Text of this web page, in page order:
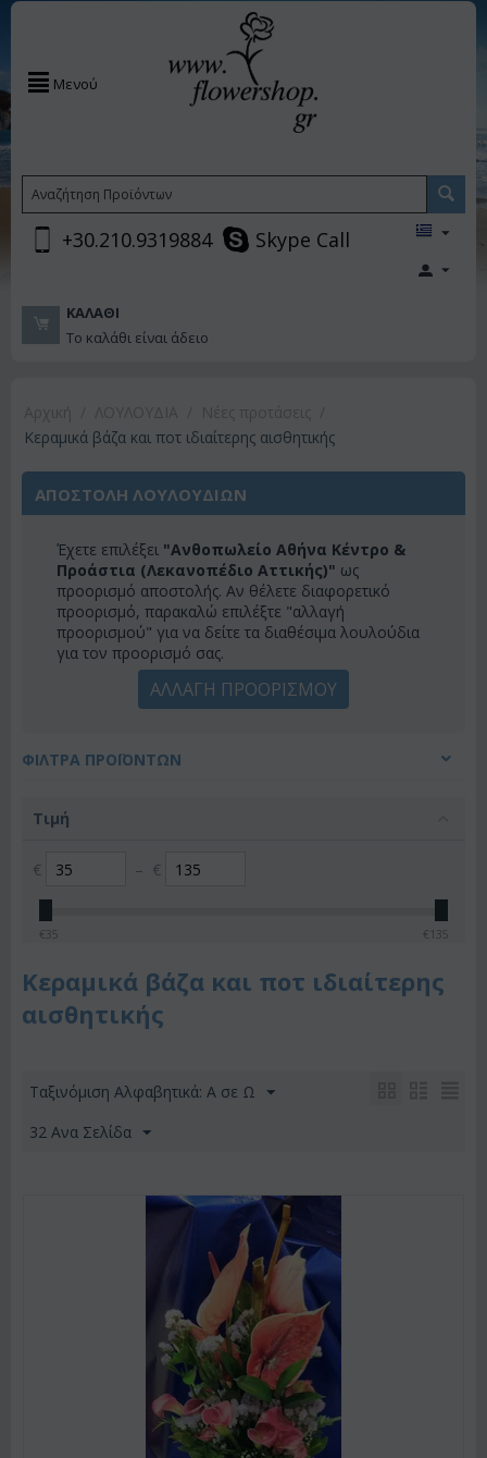
Μενού
+30.210.9319884 Skype Call
ΚΑΛΆΘΙ
Το καλάθι είναι άδειο
Κεραμικά βάζα και ποτ ιδιαίτερης αισθητικής
ΑΠΟΣΤΟΛΗ ΛΟΥΛΟΥΔΙΩΝ
Έχετε επιλέξει "Ανθοπωλείο Αθήνα Κέντρο &
Προάστια (Λεκανοπέδιο Αττικής)" ως
προορισμό αποστολής. Αν θέλετε διαφορετικό
προορισμό, παρακαλώ επιλέξτε "αλλαγή
προορισμού" για να δείτε τα διαθέσιμα λουλούδια
για τον προορισμό σας.
ΑΛΛΑΓΗ ΠΡΟΟΡΙΣΜΟΥ
ΦΊΛΤΡΑ ΠΡΟΪΌΝΤΩΝ
Τιμή
€ – €
€35 € 135
Κεραμικά βάζα και ποτ ιδιαίτερης
αισθητικής
Ταξινόμιση Αλφαβητικά: A σε Ω
32 Ανα Σελίδα